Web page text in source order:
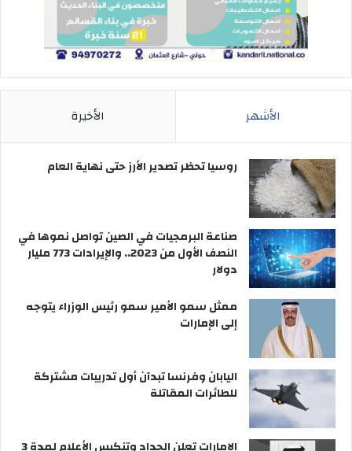
الأشهر الأخيرة
روسيا تحظر تصدير الأرز حتى نهاية العام
صناعة البرمجيات في الصين تواصل نموها في
النصف الأول من 2023.. والإيرادات 773 مليار
دولار
ممثل سمو الأمير سمو رئيس الوزراء يتوجه
إلى الإمارات
اليابان وفرنسا تبدآن أول تدريبات مشتركة
للطائرات المقاتلة